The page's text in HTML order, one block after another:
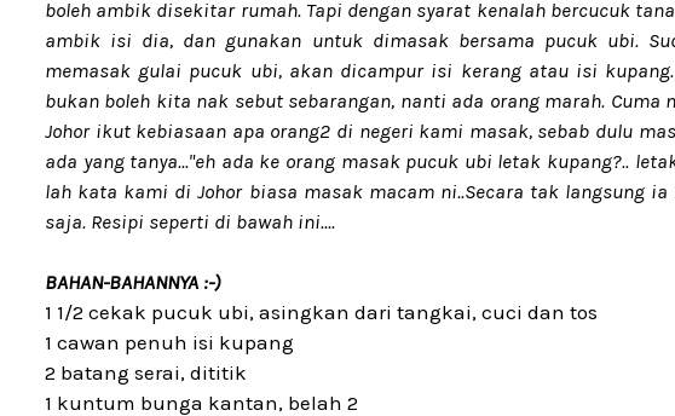
boleh ambik disekitar rumah. Tapi dengan syarat kenalah bercucuk
ambik isi dia, dan gunakan untuk dimasak bersama pucuk ubi.
memasak gulai pucuk ubi, akan dicampur isi kerang atau isi
bukan boleh kita nak sebut sebarangan, nanti ada orang marah.
Johor ikut kebiasaan apa orang2 di negeri kami masak, sebab dulu
ada yang tanya..."eh ada ke orang masak pucuk ubi letak kupang?..
lah kata kami di Johor biasa masak macam ni..Secara tak langsung ia
saja. Resipi seperti di bawah ini....
BAHAN-BAHANNYA :-)
1 1/2 cekak pucuk ubi, asingkan dari tangkai, cuci dan tos
1 cawan penuh isi kupang
2 batang serai, dititik
1 kuntum bunga kantan, belah 2